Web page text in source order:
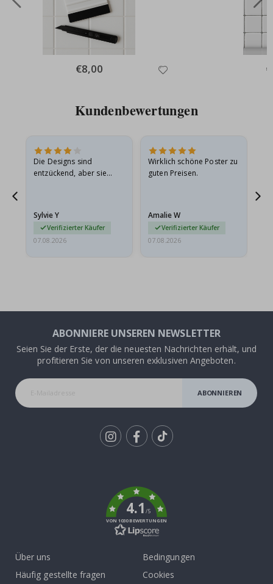
Special
Price
€8,00
Kundenbewertungen
Die Designs sind
entzückend, aber sie
sie…
Sylvie Y
Verifizierter Käufer
07.08.2026
Wirklich schöne Poster zu
guten Preisen.
Amalie W
Verifizierter Käufer
07.08.2026
ABONNIERE UNSEREN NEWSLETTER
Seien Sie der Erste, der die neuesten Nachrichten erhält, und
profitieren Sie von unseren exklusiven Angeboten.
ABONNIEREN
4.1/5
VON 1030 BEWERTUNGEN
Über uns
Häufig gestellte fragen
Bedingungen
Cookies